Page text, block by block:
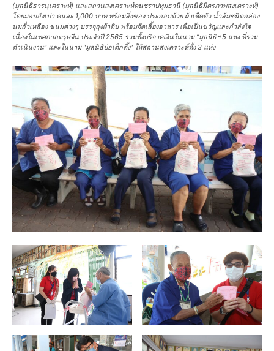
(มูลนิธิธารนุเคราะห์) และสถานสงเคราะห์คนชราปทุมธานี (มูลนิธิมิตรภาพสงเคราะห์)
โดยมอบอั่งเปา คนละ 1,000 บาท พร้อมสิ่งของ ประกอบด้วย ผ้าเช็ดตัว น้ำส้มชนิดกล่อง
นมถั่วเหลือง ขนมต่างๆ บรรจุถุงผ้าดิบ พร้อมจัดเลี้ยงอาหาร เพื่อเป็นขวัญและกำลังใจ
เนื่องในเทศกาลตรุษจีน ประจำปี 2565 รวมทั้งบริจาคเงินในนาม “มูลนิธิฯ 5 แห่ง ที่ร่วม
ดำเนินงาน” และในนาม “มูลนิธิป่อเต็กตึ๊ง” ให้สถานสงเคราะห์ทั้ง 3 แห่ง